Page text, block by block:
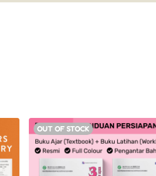
OUT OF STOCK